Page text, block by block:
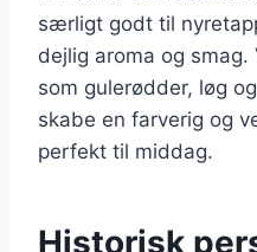
særligt godt til
dejlig aroma og
som gulerødder, løg
skabe en farverig og
perfekt til middag.
Historisk